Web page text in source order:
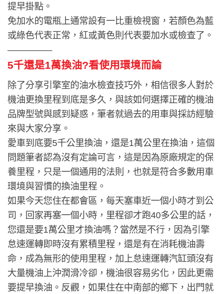
提早掛點。
免加水的電瓶上通常設有一比重檢視窗，若顏色為藍
或綠色代表正常，紅或黃色則代表要加水或檢查了。
—————
5千還是1萬換油?看使用環境而論
除了分享引擎室的油水檢查技巧外，相信很多人對於
機油更換里程到底是多久，與該如何選擇正確的機油
品牌型號與感到疑惑，筆者就過去的用車與採訪經驗
來與大家分享。
愛車到底要5千公里換油，還是1萬公里在換油，這個
問題筆者認為沒有定論可言，這是因為原廠規定的保
養里程，只是一個通用的法則，也就是符合多數用車
環境與習慣的換油里程。
如果今天您住在都會區，每天塞車近一個小時才到公
司，回家再塞一個小時，里程卻才跑40多公里的話，
您還是要1萬公里才換油嗎？當然是不行，因為引擎
怠速運轉即時沒有累積里程，還是有在消耗機油壽
命，成為無形的使用里程，加上怠速運轉汽缸頭沒有
大量機油上沖潤滑冷卻，機油很容易劣化，因此更需
要提早換油。反觀，如果住在中南部的鄉下，出門就